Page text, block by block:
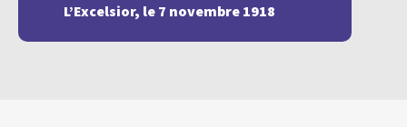
L’Excelsior, le 7 novembre 1918